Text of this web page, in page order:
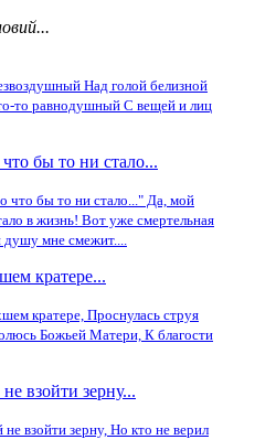
Над голой белизной
то равнодушный С вещей и лиц
бы то ни стало...
что бы то ни стало..." Да, мой
в жизнь! Вот уже смертельная
душу мне смежит....
кратере...
кратере, Проснулась струя
Божьей Матери, К благости
взойти зерну...
взойти зерну, Но кто не верил